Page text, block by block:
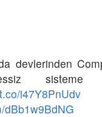
devlerinden
sisteme
i47Y8PnUdv
dBb1w9BdNG